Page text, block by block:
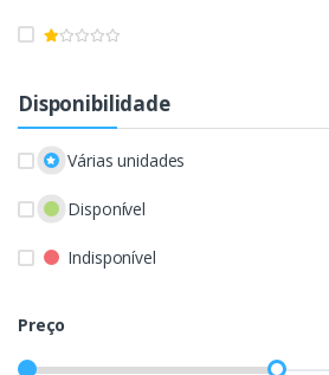
Disponibilidade
Várias unidades
Disponível
Indisponível
Preço